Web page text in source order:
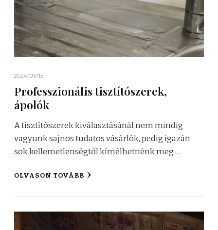
2024/08/15
Professzionális tisztítószerek,
ápolók
A tisztítószerek kiválasztásánál nem mindig
vagyunk sajnos tudatos vásárlók, pedig igazán
sok kellemetlenségtől kímélhetnénk meg …
OLVASON TOVÁBB